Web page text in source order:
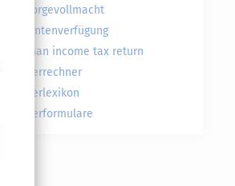
Vorsorgevollmacht
Patientenverfügung
German income tax return
Steuerrechner
Steuerlexikon
Steuerformulare